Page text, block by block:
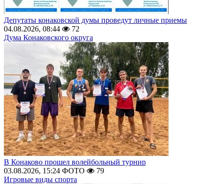
Депутаты конаковской думы проведут личные приемы
04.08.2026, 08:44
72
Дума Конаковского округа
В Конаково прошел волейбольный турнир
03.08.2026, 15:24 ФОТО
79
Игровые виды спорта